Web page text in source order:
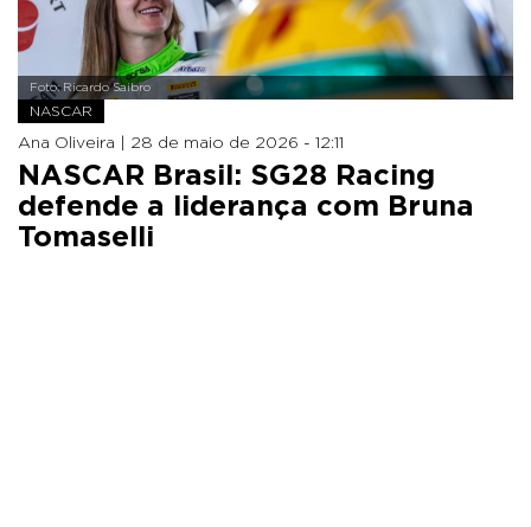
Foto: Ricardo Saibro
NASCAR
Ana Oliveira | 28 de maio de 2026 - 12:11
NASCAR Brasil: SG28 Racing
defende a liderança com Bruna
Tomaselli